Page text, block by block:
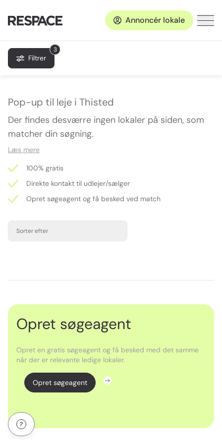
Annoncér lokale
3
Filtrer
Pop-up til leje i Thisted
Der findes desværre ingen lokaler på siden, som
matcher din søgning.
Læs mere
100% gratis
Direkte kontakt til udlejer/sælger
Opret søgeagent og få besked ved match
Sorter efter
Opret søgeagent
Opret en gratis søgeagent og få besked med det samme
når der er relevante ledige lokaler.
Opret søgeagent